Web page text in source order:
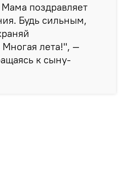
поздравляет
Будь сильным,
лета!", —
к сыну-